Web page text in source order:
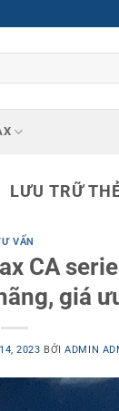
LƯU TRỮ
VẤN
CA
giá
2023 BỞIADMIN